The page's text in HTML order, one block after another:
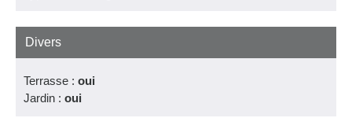
Divers
Terrasse : oui
Jardin : oui